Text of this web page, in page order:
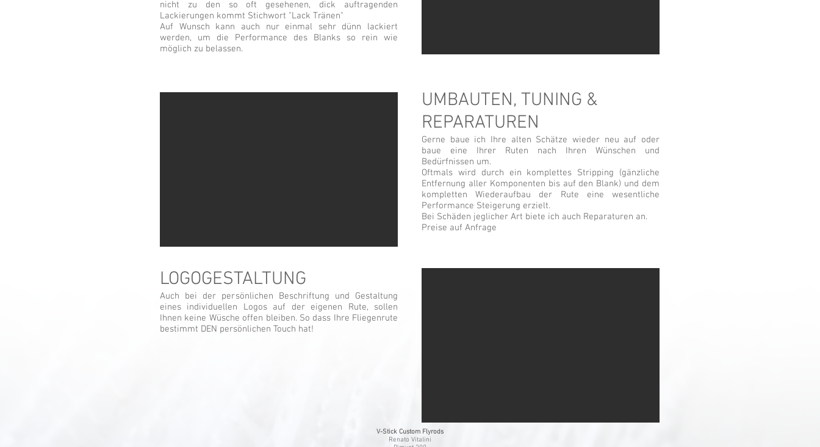
nicht zu den so oft gesehenen, dick auftragenden
Lackierungen kommt Stichwort "Lack Tränen"
Auf Wunsch kann auch nur einmal sehr dünn lackiert
werden, um die Performance des Blanks so rein wie
möglich zu belassen.
UMBAUTEN, TUNING &
REPARATUREN
Gerne baue ich Ihre alten Schätze wieder neu auf oder
baue eine Ihrer Ruten nach Ihren Wünschen und
Bedürfnissen um.
Oftmals wird durch ein komplettes Stripping (gänzliche
Entfernung aller Komponenten bis auf den Blank) und dem
kompletten Wiederaufbau der Rute eine wesentliche
Performance Steigerung erzielt.
Bei Schäden jeglicher Art biete ich auch Reparaturen an.
Preise auf Anfrage
LOGOGESTALTUNG
Auch bei der persönlichen Beschriftung und Gestaltung
eines individuellen Logos auf der eigenen Rute, sollen
Ihnen keine Wüsche offen bleiben. So dass Ihre Fliegenrute
bestimmt DEN persönlichen Touch hat!
V-Stick Custom Flyrods
Renato Vitalini